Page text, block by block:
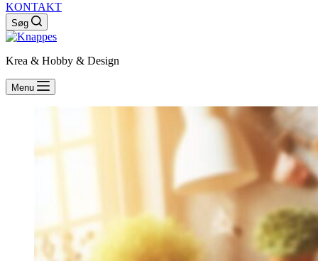
KONTAKT
Søg
Krea & Hobby & Design
Menu